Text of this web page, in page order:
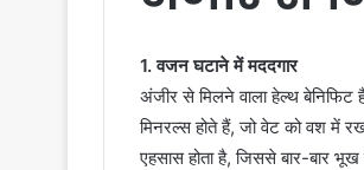
1. वजन घटाने में मददगार
अंजीर से मिलने वाला हेल्थ
मिनरल्स होते हैं, जो वेट को वश में
एहसास होता है, जिससे बार-बार